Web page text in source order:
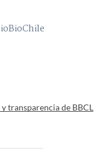
y transparencia de BBCL